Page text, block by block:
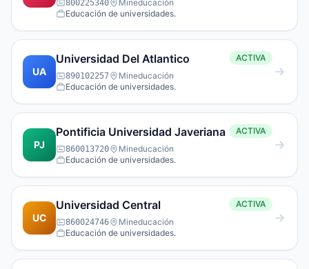
800225340
Mineducación
Educación de universidades.
UA
Universidad Del Atlantico ACTIVA
890102257
Mineducación
Educación de universidades.
PJ
Pontificia Universidad Javeriana ACTIVA
860013720
Mineducación
Educación de universidades.
UC
Universidad Central ACTIVA
860024746
Mineducación
Educación de universidades.